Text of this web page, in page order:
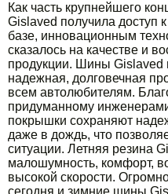
Как часть крупнейшего
Gislaved получила доступ
базе, инновационным
сказалось на качестве и
продукции. Шины Gislaved
надежная, долговечная
всем автолюбителям.
придуманному
покрышки сохраняют
даже в дождь, что
ситуации. Летняя резина
малошумность, комфорт,
высокой скорости.
сегодня и зимние шины